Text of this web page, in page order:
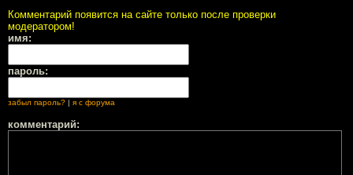
Комментарий появится на сайте только после проверки
модератором!
имя:
пароль:
забыл пароль? | я с форума
комментарий: